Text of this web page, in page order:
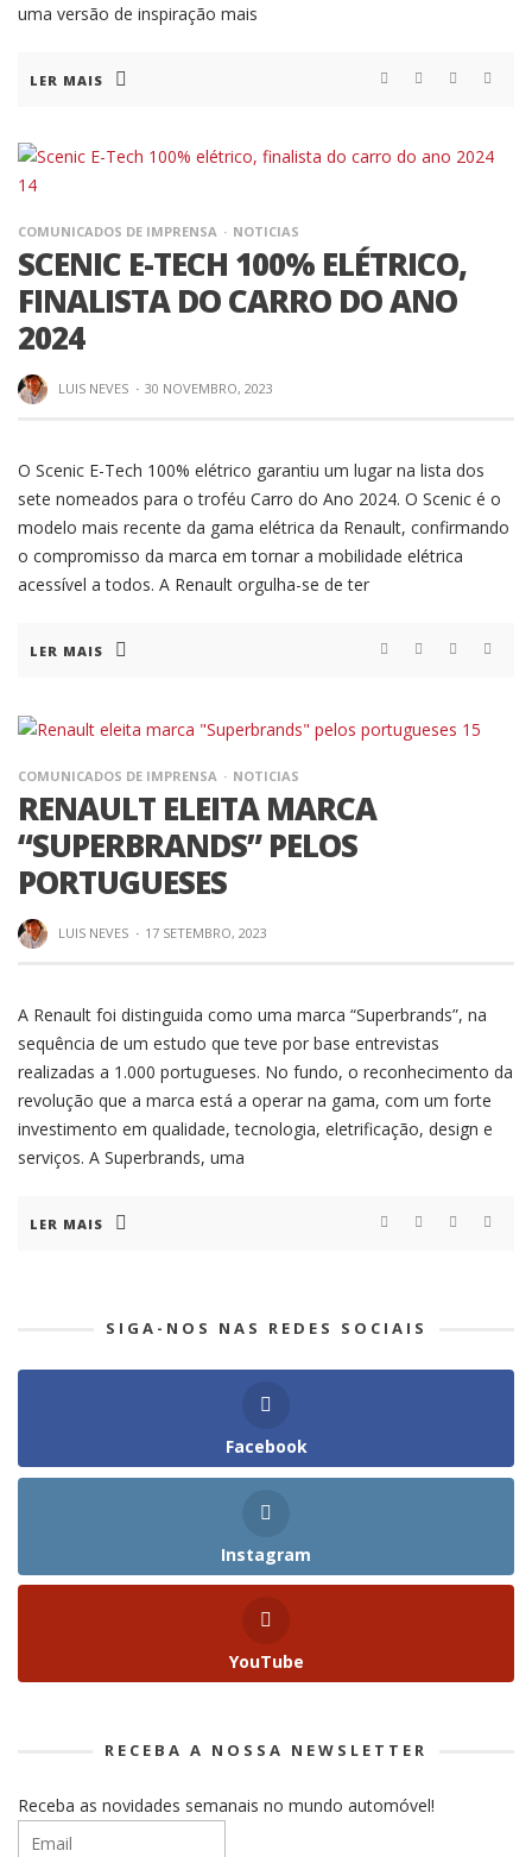
uma versão de inspiração mais
LER MAIS
COMUNICADOS DE IMPRENSA NOTICIAS
SCENIC E-TECH 100% ELÉTRICO,
FINALISTA DO CARRO DO ANO
2024
LUIS NEVES · 30 NOVEMBRO, 2023
O Scenic E-Tech 100% elétrico garantiu um lugar na lista dos
sete nomeados para o troféu Carro do Ano 2024. O Scenic é o
modelo mais recente da gama elétrica da Renault, confirmando
o compromisso da marca em tornar a mobilidade elétrica
acessível a todos. A Renault orgulha-se de ter
LER MAIS
COMUNICADOS DE IMPRENSA NOTICIAS
RENAULT ELEITA MARCA
“SUPERBRANDS” PELOS
PORTUGUESES
LUIS NEVES · 17 SETEMBRO, 2023
A Renault foi distinguida como uma marca “Superbrands”, na
sequência de um estudo que teve por base entrevistas
realizadas a 1.000 portugueses. No fundo, o reconhecimento da
revolução que a marca está a operar na gama, com um forte
investimento em qualidade, tecnologia, eletrificação, design e
serviços. A Superbrands, uma
LER MAIS
SIGA-NOS NAS REDES SOCIAIS
Facebook
Instagram
YouTube
RECEBA A NOSSA NEWSLETTER
Receba as novidades semanais no mundo automóvel!